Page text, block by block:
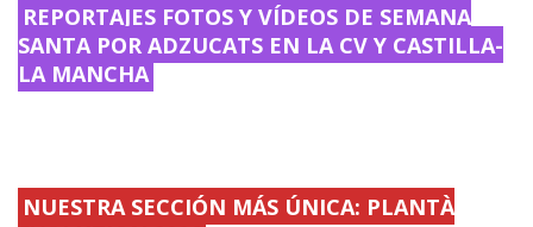
REPORTAJES FOTOS Y VÍDEOS DE SEMANA
SANTA POR ADZUCATS EN LA CV Y CASTILLA-
LA MANCHA
NUESTRA SECCIÓN MÁS ÚNICA: PLANTÀ